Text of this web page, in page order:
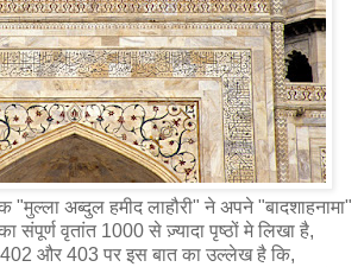
"मुल्ला अब्दुल हमीद लाहौरी" ने अपने "बादशाहनामा"
संपूर्ण वृतांत 1000 से ज़्यादा पृष्ठों मे लिखा है,
और 403 पर इस बात का उल्लेख है कि,